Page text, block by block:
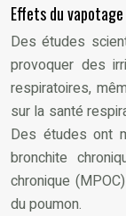
Effets du
Des études
provoquer des
respiratoires,
sur la santé
Des études ont
bronchite
chronique
du poumon.